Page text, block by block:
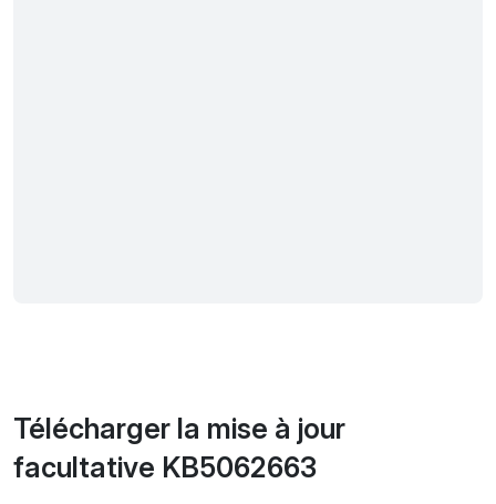
Télécharger la mise à jour
facultative KB5062663